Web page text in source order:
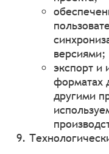
версиями;
экспорт и
форматах
другими